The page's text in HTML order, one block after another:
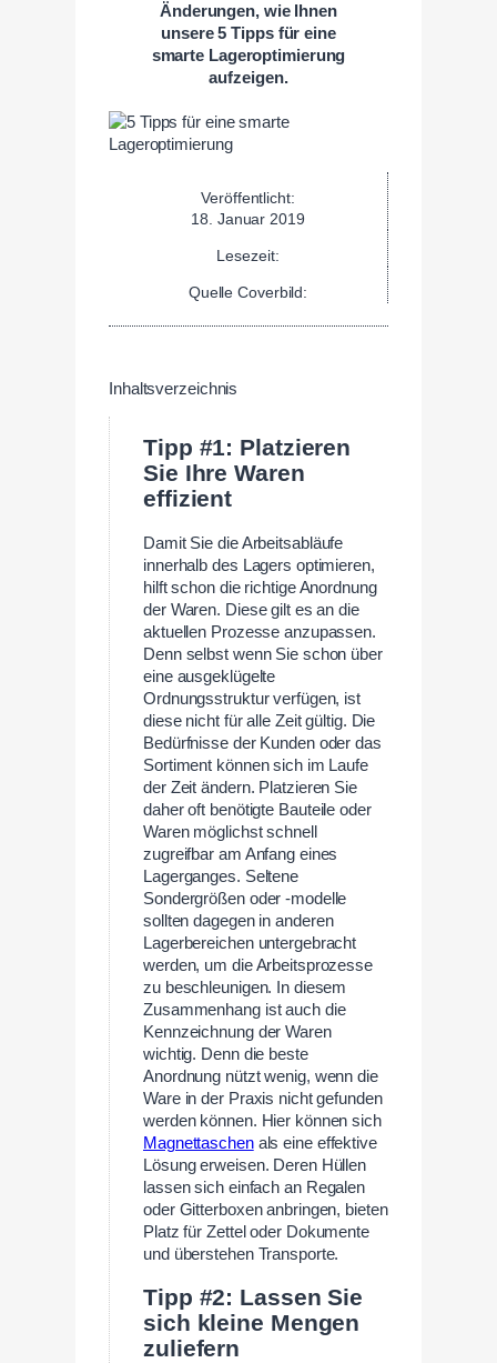
Änderungen, wie Ihnen
unsere 5 Tipps für eine
smarte Lageroptimierung
aufzeigen.
Veröffentlicht:
18. Januar 2019
Lesezeit:
Quelle Coverbild:
Inhaltsverzeichnis
Tipp #1: Platzieren
Sie Ihre Waren
effizient
Damit Sie die Arbeitsabläufe
innerhalb des Lagers optimieren,
hilft schon die richtige Anordnung
der Waren. Diese gilt es an die
aktuellen Prozesse anzupassen.
Denn selbst wenn Sie schon über
eine ausgeklügelte
Ordnungsstruktur verfügen, ist
diese nicht für alle Zeit gültig. Die
Bedürfnisse der Kunden oder das
Sortiment können sich im Laufe
der Zeit ändern. Platzieren Sie
daher oft benötigte Bauteile oder
Waren möglichst schnell
zugreifbar am Anfang eines
Lagerganges. Seltene
Sondergrößen oder -modelle
sollten dagegen in anderen
Lagerbereichen untergebracht
werden, um die Arbeitsprozesse
zu beschleunigen. In diesem
Zusammenhang ist auch die
Kennzeichnung der Waren
wichtig. Denn die beste
Anordnung nützt wenig, wenn die
Ware in der Praxis nicht gefunden
werden können. Hier können sich
Magnettaschenals eine effektive
Lösung erweisen. Deren Hüllen
lassen sich einfach an Regalen
oder Gitterboxen anbringen, bieten
Platz für Zettel oder Dokumente
und überstehen Transporte.
Tipp #2: Lassen Sie
sich kleine Mengen
zuliefern